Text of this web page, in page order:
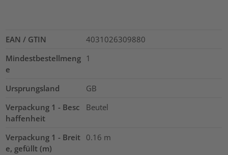
EAN / GTIN
4031026309880
Mindestbestellmeng
e
1
Ursprungsland
GB
Verpackung 1 - Besc
haffenheit
Beutel
Verpackung 1 - Breit
e, gefüllt (m)
0.16 m